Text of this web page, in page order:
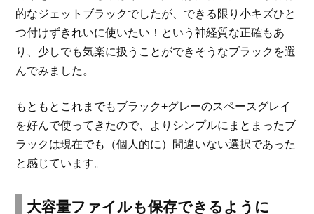
的なジェットブラックでしたが、できる限り小キズひと
つ付けずきれいに使いたい！という神経質な正確もあ
り、少しでも気楽に扱うことができそうなブラックを選
んでみました。
もともとこれまでもブラック+グレーのスペースグレイ
を好んで使ってきたので、よりシンプルにまとまったブ
ラックは現在でも（個人的に）間違いない選択であった
と感じています。
大容量ファイルも保存できるように